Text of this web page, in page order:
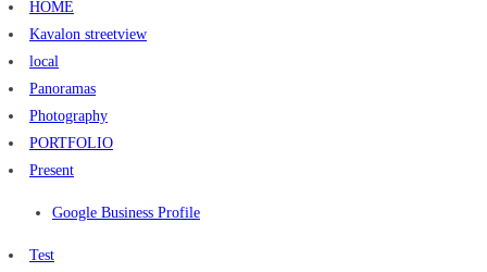
HOME
Kavalon streetview
local
Panoramas
Photography
PORTFOLIO
Present
Google Business Profile
Test